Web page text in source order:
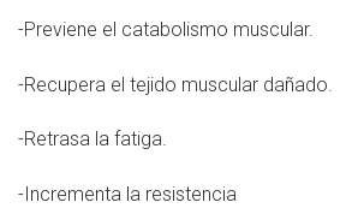
-Previene el catabolismo muscular.
-Recupera el tejido muscular dañado.
-Retrasa la fatiga.
-Incrementa la resistencia